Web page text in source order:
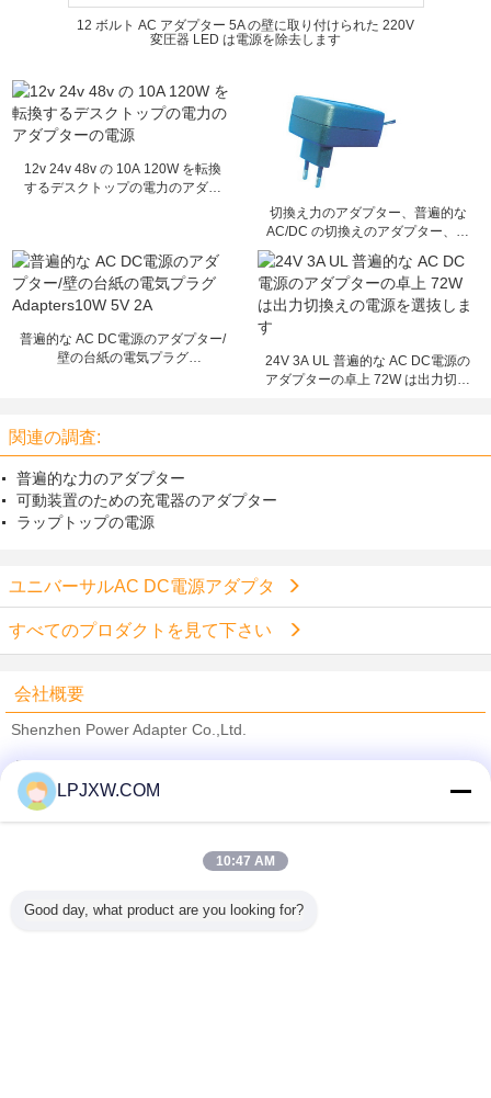
12 ボルト AC アダプター 5A の壁に取り付けられた 220V
変圧器 LED は電源を除去します
12v 24v 48v の 10A 120W を転換
するデスクトップの電力のアダプ
切換え力のアダプター、普遍的な
AC/DC の切換えのアダプター、直
接差込式のアダプター
普遍的な AC DC電源のアダプター/
壁の台紙の電気プラグ
24V 3A UL 普遍的な AC DC電源の
アダプターの卓上 72W は出力切換
関連の調査:
普遍的な力のアダプター
可動装置のための充電器のアダプター
ラップトップの電源
ユニバーサルAC DC電源アダプタ
すべてのプロダクトを見て下さい
会社概要
Shenzhen Power Adapter Co.,Ltd.
Trust Seal
Verified Suplier
すべての製品
LPJXW.COM
10:47 AM
Good day, what product are you looking for?